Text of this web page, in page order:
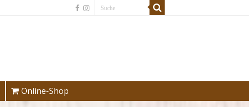
Online-Shop